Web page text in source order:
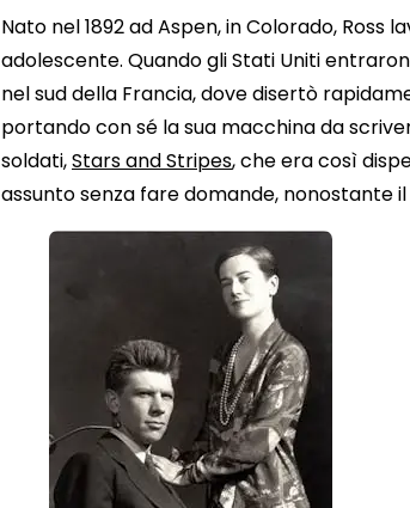
Nato nel 1892 ad Aspen, in Colorado,
adolescente. Quando gli Stati Uniti
nel sud della Francia, dove disertò
portando con sé la sua macchina da
soldati,Stars and Stripes, che era così
assunto senza fare domande, nonostante